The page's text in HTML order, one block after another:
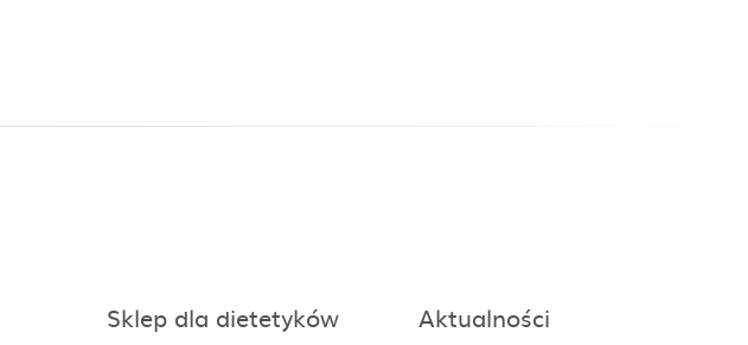
Sklep dla dietetyków
Aktualności